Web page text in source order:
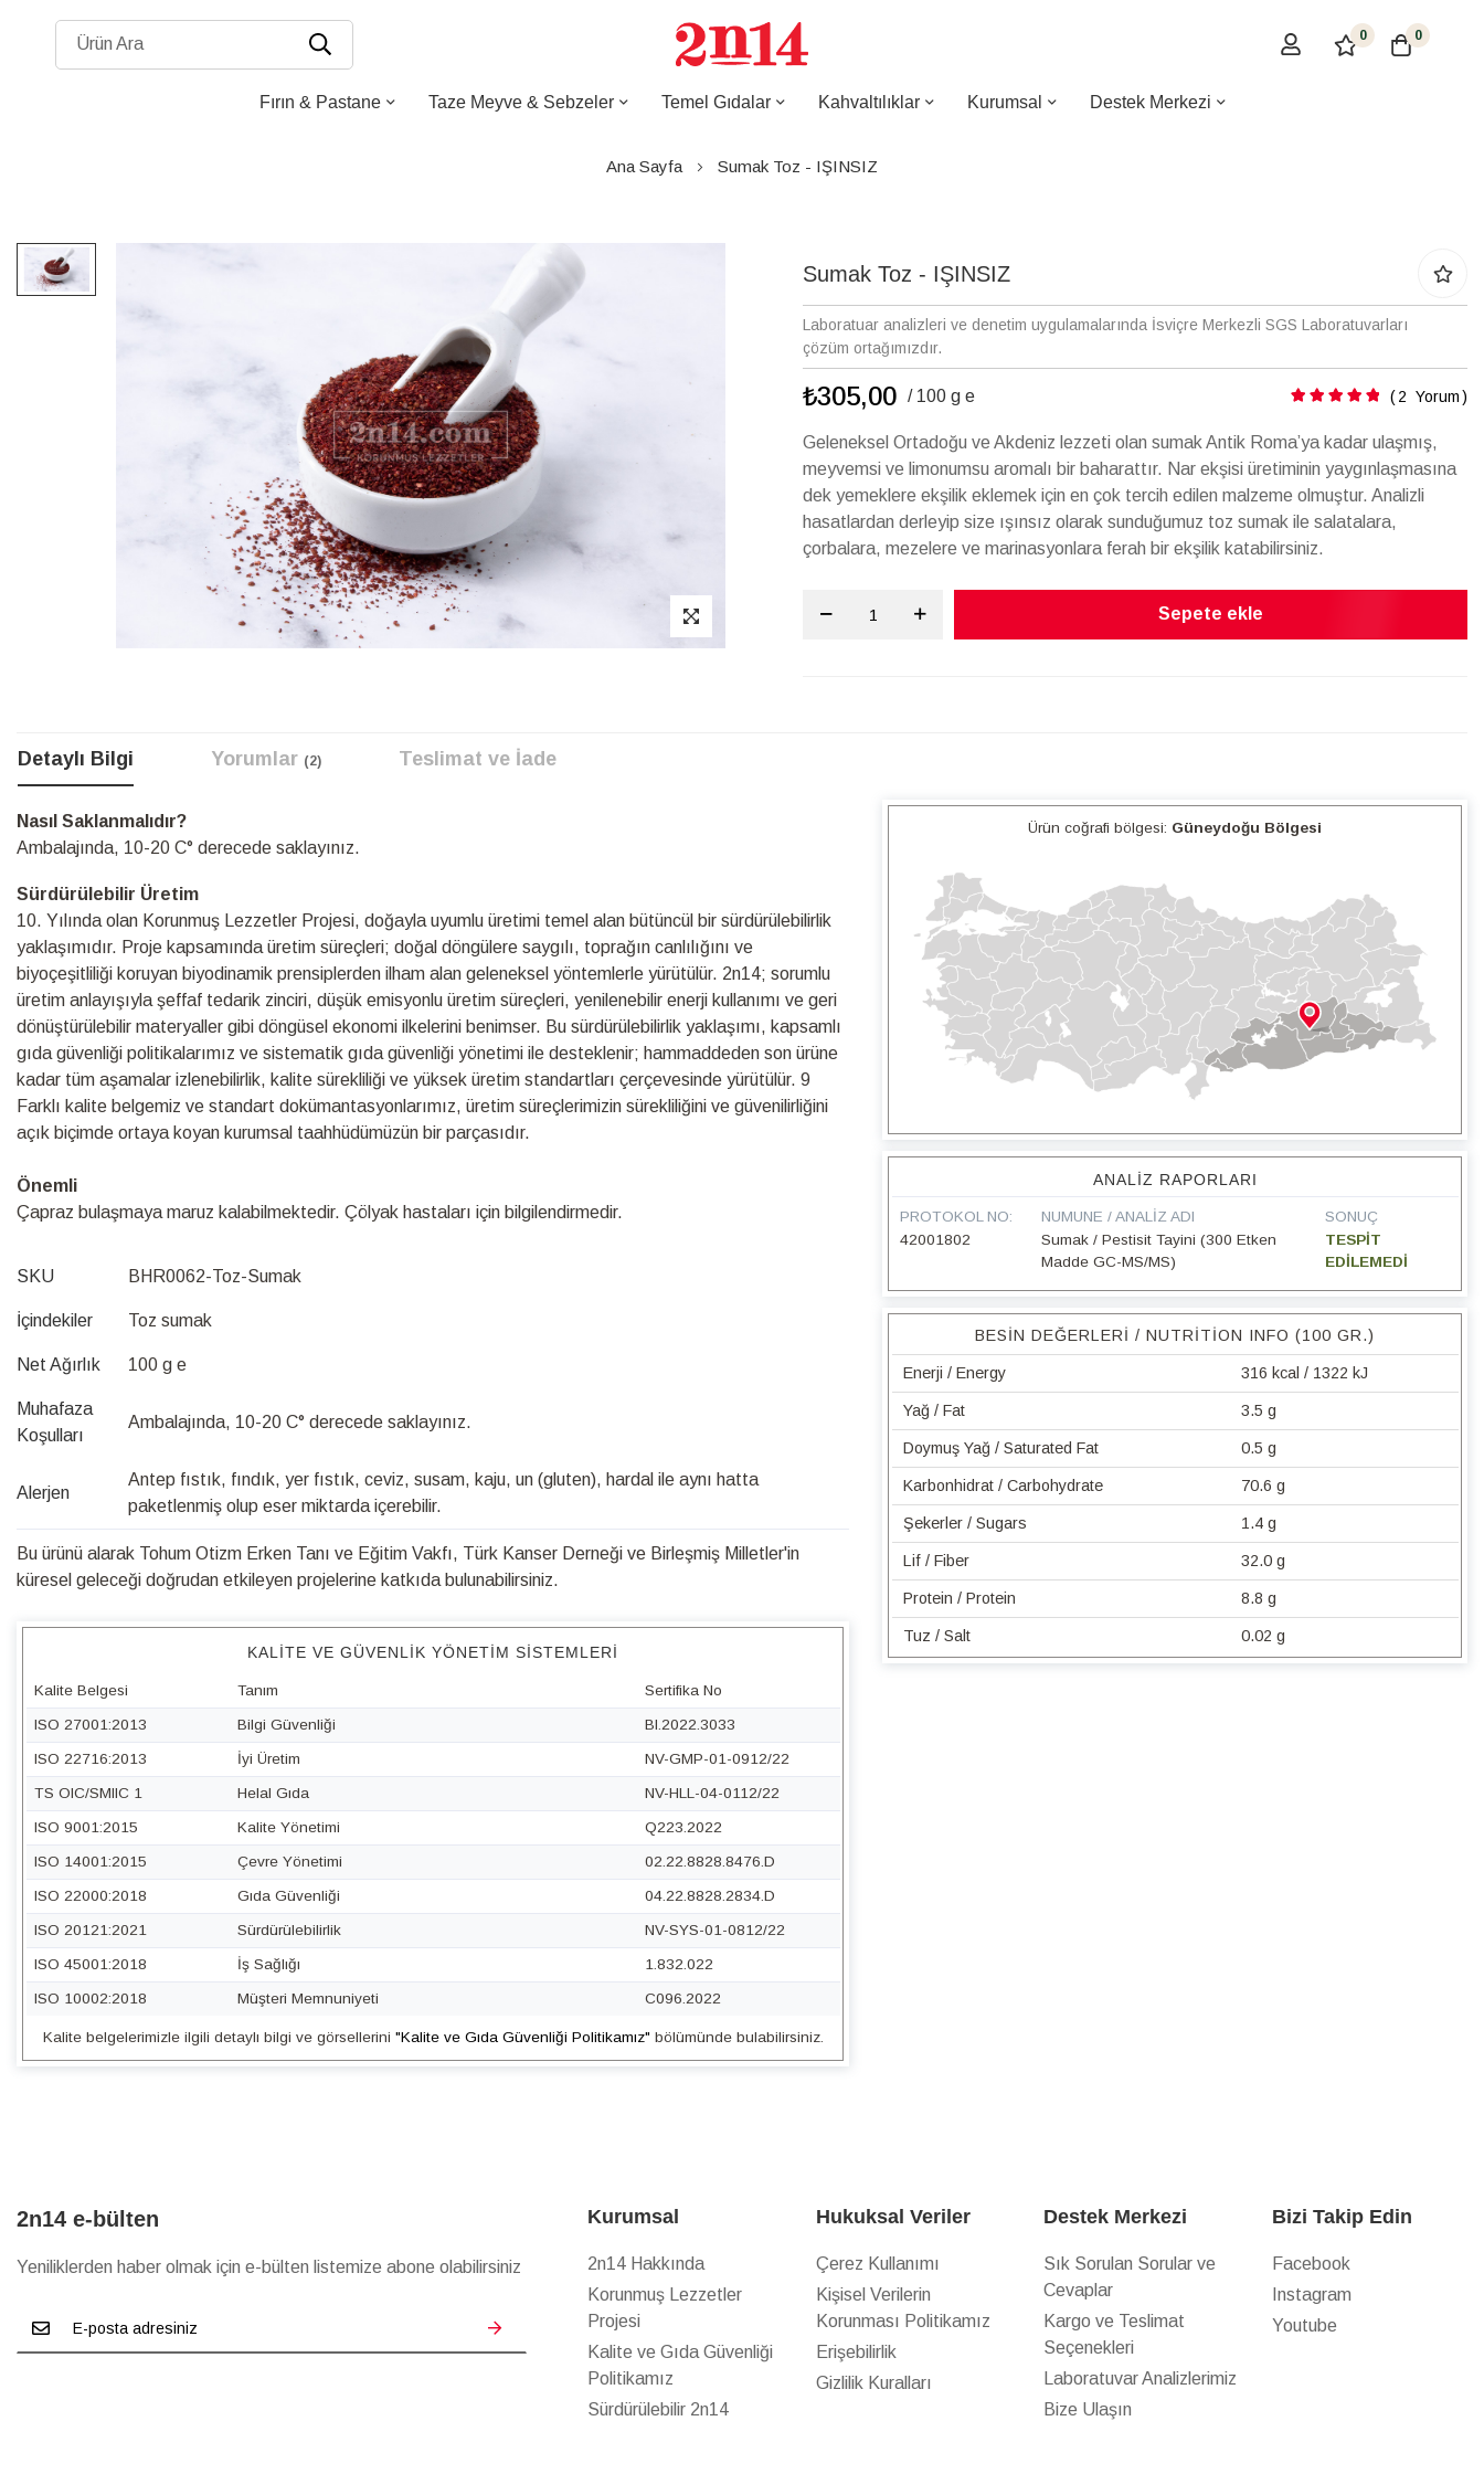
Ürün Ara 0 0
Fırın & Pastane Taze Meyve & Sebzeler Temel Gıdalar Kahvaltılıklar Kurumsal Destek Merkezi
Ana Sayfa Sumak Toz - IŞINSIZ
Resim
galerisinin
atla
Sumak Toz - IŞINSIZ
Laboratuar analizleri ve denetim uygulamalarında İsviçre Merkezli SGS Laboratuvarları
çözüm ortağımızdır.
₺305,00 / 100 g e Puanlama: 2 Yorum
Geleneksel Ortadoğu ve Akdeniz lezzeti olan sumak Antik Roma’ya kadar ulaşmış,
meyvemsi ve limonumsu aromalı bir baharattır. Nar ekşisi üretiminin yaygınlaşmasına
dek yemeklere ekşilik eklemek için en çok tercih edilen malzeme olmuştur. Analizli
hasatlardan derleyip size ışınsız olarak sunduğumuz toz sumak ile salatalara,
çorbalara, mezelere ve marinasyonlara ferah bir ekşilik katabilirsiniz.
Sepete ekle
Detaylı Bilgi
Ürün coğrafi bölgesi: Güneydoğu Bölgesi
ANALIZ RAPORLARI
PROTOKOL NO:
42001802
NUMUNE / ANALIZ ADI
Sumak / Pestisit Tayini (300 Etken
Madde GC-MS/MS)
SONUÇ
TESPİT
EDİLEMEDİ
BESIN DEĞERLERI / NUTRITION INFO (100 GR.)
Enerji / Energy 316 kcal / 1322 kJ
Yağ / Fat 3.5 g
Doymuş Yağ / Saturated Fat 0.5 g
Karbonhidrat / Carbohydrate 70.6 g
Şekerler / Sugars 1.4 g
Lif / Fiber 32.0 g
Protein / Protein 8.8 g
Tuz / Salt 0.02 g
Detaylı
Bilgi
Nasıl Saklanmalıdır?
Ambalajında, 10-20 C° derecede saklayınız.
Sürdürülebilir Üretim
10.⁠ ⁠Yılında olan Korunmuş Lezzetler Projesi, doğayla uyumlu üretimi temel alan bütüncül bir sürdürülebilirlik
yaklaşımıdır. Proje kapsamında üretim süreçleri; doğal döngülere saygılı, toprağın canlılığını ve
biyoçeşitliliği koruyan biyodinamik prensiplerden ilham alan geleneksel yöntemlerle yürütülür. 2n14; sorumlu
üretim anlayışıyla şeffaf tedarik zinciri, düşük emisyonlu üretim süreçleri, yenilenebilir enerji kullanımı ve geri
dönüştürülebilir materyaller gibi döngüsel ekonomi ilkelerini benimser. Bu sürdürülebilirlik yaklaşımı, kapsamlı
gıda güvenliği politikalarımız ve sistematik gıda güvenliği yönetimi ile desteklenir; hammaddeden son ürüne
kadar tüm aşamalar izlenebilirlik, kalite sürekliliği ve yüksek üretim standartları çerçevesinde yürütülür. 9
Farklı kalite belgemiz ve standart dokümantasyonlarımız, üretim süreçlerimizin sürekliliğini ve güvenilirliğini
açık biçimde ortaya koyan kurumsal taahhüdümüzün bir parçasıdır.
Önemli
Çapraz bulaşmaya maruz kalabilmektedir. Çölyak hastaları için bilgilendirmedir.
SKU BHR0062-Toz-Sumak
İçindekiler Toz sumak
Net Ağırlık 100 g e
Muhafaza
Koşulları
Ambalajında, 10-20 C° derecede saklayınız.
Alerjen
Antep fıstık, fındık, yer fıstık, ceviz, susam, kaju, un (gluten), hardal ile aynı hatta
paketlenmiş olup eser miktarda içerebilir.
Bu ürünü alarak Tohum Otizm Erken Tanı ve Eğitim Vakfı, Türk Kanser Derneği ve Birleşmiş Milletler'in
küresel geleceği doğrudan etkileyen projelerine katkıda bulunabilirsiniz.
KALITE VE GÜVENLIK YÖNETIM SISTEMLERI
Kalite Belgesi Tanım Sertifika No
ISO 27001:2013 Bilgi Güvenliği BI.2022.3033
ISO 22716:2013 İyi Üretim NV-GMP-01-0912/22
TS OIC/SMIIC 1 Helal Gıda NV-HLL-04-0112/22
ISO 9001:2015 Kalite Yönetimi Q223.2022
ISO 14001:2015 Çevre Yönetimi 02.22.8828.8476.D
ISO 22000:2018 Gıda Güvenliği 04.22.8828.2834.D
ISO 20121:2021 Sürdürülebilirlik NV-SYS-01-0812/22
ISO 45001:2018 İş Sağlığı 1.832.022
ISO 10002:2018 Müşteri Memnuniyeti C096.2022
Kalite belgelerimizle ilgili detaylı bilgi ve görsellerini "Kalite ve Gıda Güvenliği Politikamız" bölümünde bulabilirsiniz.
Yorumlar 2 Teslimat ve İade
2n14 e-bülten
Yeniliklerden haber olmak için e-bülten listemize abone olabilirsiniz
Kurumsal
2n14 Hakkında
Korunmuş Lezzetler
Projesi
Kalite ve Gıda Güvenliği
Politikamız
Sürdürülebilir 2n14
Hukuksal Veriler
Çerez Kullanımı
Kişisel Verilerin
Korunması Politikamız
Erişebilirlik
Gizlilik Kuralları
Bizi Takip Edin
Facebook
Instagram
Youtube
Destek Merkezi
Sık Sorulan Sorular ve
Cevaplar
Kargo ve Teslimat
Seçenekleri
Laboratuvar Analizlerimiz
Bize Ulaşın